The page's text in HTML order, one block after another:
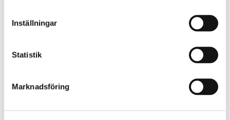
Inställningar
Statistik
Marknadsföring
Jag rekommenderar Jobi för
kvalitet, utbud, design och de